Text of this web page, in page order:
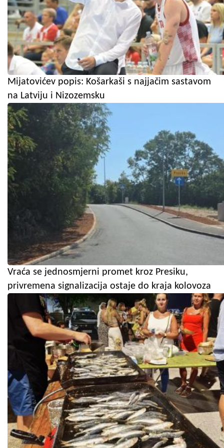
Mijatovićev popis: Košarkaši s najjačim sastavom
na Latviju i Nizozemsku
Vraća se jednosmjerni promet kroz Presiku,
privremena signalizacija ostaje do kraja kolovoza